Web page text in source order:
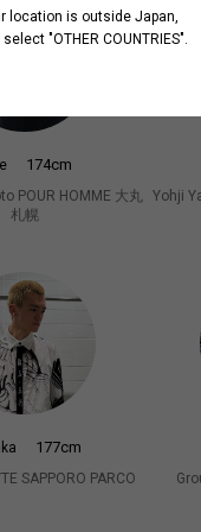
location is outside Japan,
"OTHER COUNTRIES".
174cm
POUR HOMME 大丸
札幌
Yohji
177cm
SAPPORO PARCO